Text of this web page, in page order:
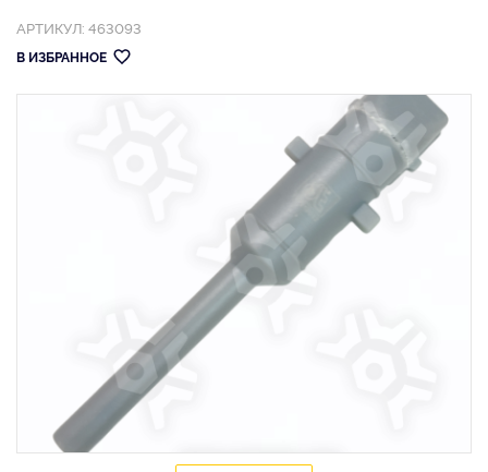
АРТИКУЛ: 463093
В ИЗБРАННОЕ